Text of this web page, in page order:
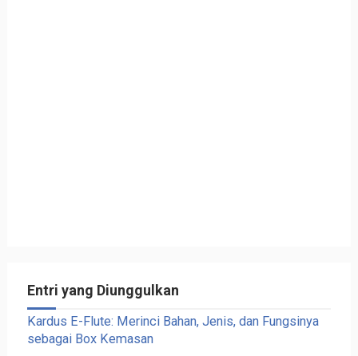
Entri yang Diunggulkan
Kardus E-Flute: Merinci Bahan, Jenis, dan Fungsinya
sebagai Box Kemasan